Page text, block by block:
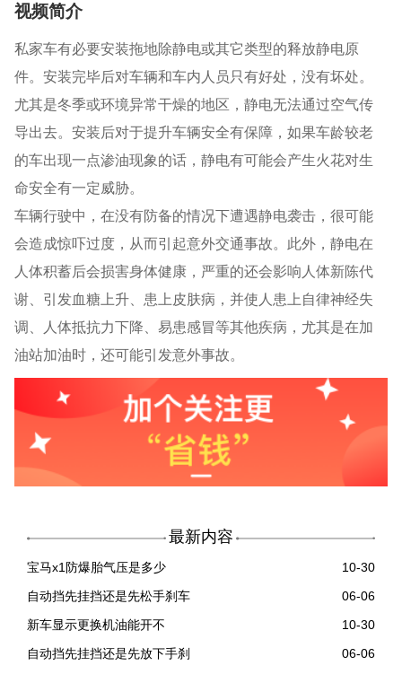
视频简介
私家车有必要安装拖地除静电或其它类型的释放静电原
件。安装完毕后对车辆和车内人员只有好处，没有坏处。
尤其是冬季或环境异常干燥的地区，静电无法通过空气传
导出去。安装后对于提升车辆安全有保障，如果车龄较老
的车出现一点渗油现象的话，静电有可能会产生火花对生
命安全有一定威胁。
车辆行驶中，在没有防备的情况下遭遇静电袭击，很可能
会造成惊吓过度，从而引起意外交通事故。此外，静电在
人体积蓄后会损害身体健康，严重的还会影响人体新陈代
谢、引发血糖上升、患上皮肤病，并使人患上自律神经失
调、人体抵抗力下降、易患感冒等其他疾病，尤其是在加
油站加油时，还可能引发意外事故。
最新内容
宝马x1防爆胎气压是多少
10-30
自动挡先挂挡还是先松手刹车
06-06
新车显示更换机油能开不
10-30
自动挡先挂挡还是先放下手刹
06-06